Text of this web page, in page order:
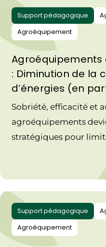
Support pédagogique
Agroéquipement
: Diminution de la
d’énergies (en
Sobriété, efficacité et
agroéquipements
stratégiques pour
consommation
favoriser les énergies
Support pédagogique
Agroéquipement